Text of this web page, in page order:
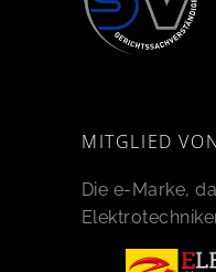
MITGLIED
Die e-Marke,